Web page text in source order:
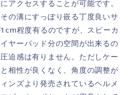
アクセスすることが可能です。
の溝にすっぽり嵌る丁度良いサ
程度有るのですが、スピーカ
ヤーパッド分の空間が出来るの
迫感は有りません。ただしケー
相性が良くなく、角度の調整が
ンズより発売されているヘルメ